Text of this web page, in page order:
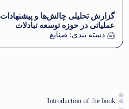
گزارش تحلیلی چالش‌ها و پیشنهادات
عملیاتی در حوزه توسعه تبادلات
اقتصادی با کشور افغانستان
دسته بندی: صنایع
Introduction of the book